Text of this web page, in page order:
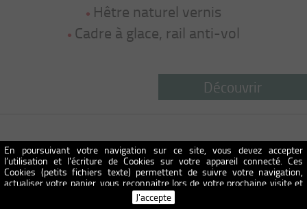
En poursuivant votre navigation sur ce site, vous devez accepter
l’utilisation et l'écriture de Cookies sur votre appareil connecté. Ces
Cookies (petits fichiers texte) permettent de suivre votre navigation,
actualiser votre panier, vous reconnaitre lors de votre prochaine visite et
sécuriser votre connexion. Pour en savoir plus et paramétrer les traceurs:
http://www.cnil.fr/vos-obligations/sites-web-cookies-et-autres-
J'accepte
Hêtre naturel vernis
Cadre à glace, rail anti-vol
Découvrir
B60 Laqué Blanc